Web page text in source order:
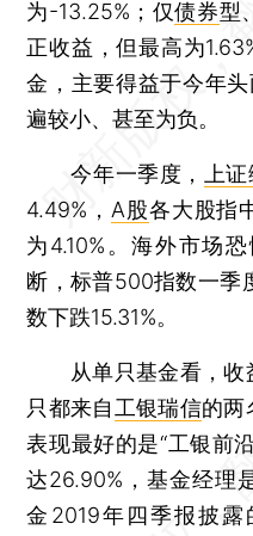
为-13.25%；仅债券型
正收益，但最高为
金，主要得益于今年
遍较小、甚至为负。
今年一季度， 上
4.49%， A股各大股指
为4.10%。海外市场
断，标普500指数一季
数下跌15.31%。
从单只基金看，收
只都来自 工银瑞信的两
表现最好的是“工银前
达26.90%，基金经理
金2019年四季报披